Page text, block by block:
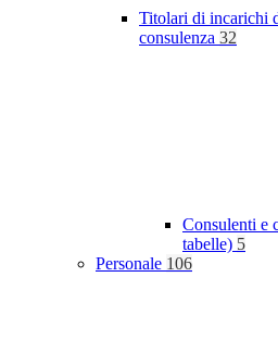
Titolari di incarichi
consulenza 32
Consulenti e
tabelle) 5
Personale 106